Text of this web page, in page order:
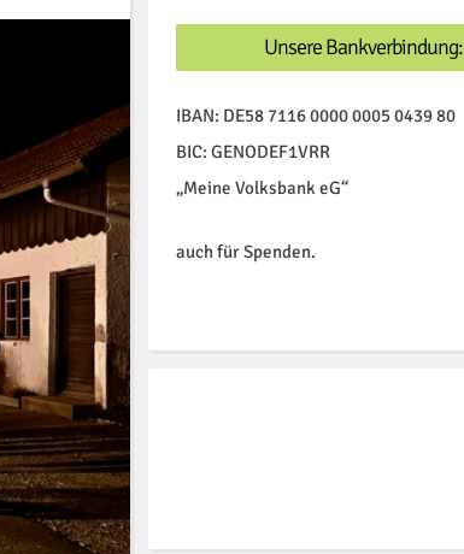
Unsere Bankverbindung:
IBAN: DE58 7116 0000 0005 0439 80
BIC: GENODEF1VRR
„Meine Volksbank eG“
auch für Spenden.